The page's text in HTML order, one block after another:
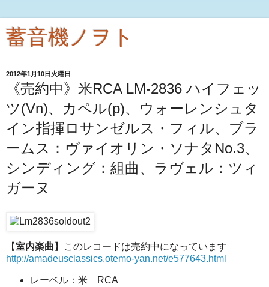
蓄音機ノヲト
2012年1月10日火曜日
《売約中》米RCA LM-2836 ハイフェッ
ツ(Vn)、カペル(p)、ウォーレンシュタ
イン指揮ロサンゼルス・フィル、ブラ
ームス：ヴァイオリン・ソナタNo.3、
シンディング：組曲、ラヴェル：ツィ
ガーヌ
【室内楽曲 】このレコードは売約中になっています
http://amadeusclassics.otemo-yan.net/e577643.html
レーベル：米 RCA